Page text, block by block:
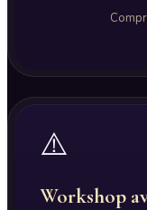
⚠️
Workshop